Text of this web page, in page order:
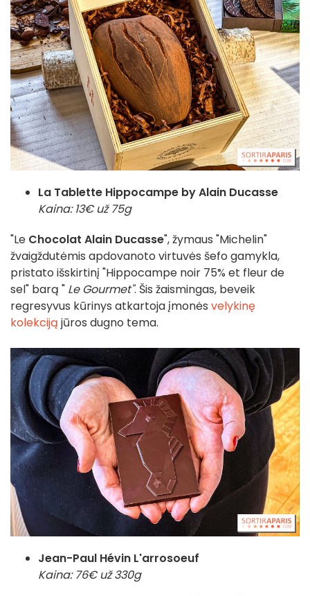
La Tablette Hippocampe by Alain Ducasse
Kaina: 13€ už 75g
"Le Chocolat Alain Ducasse", žymaus "Michelin"
žvaigždutėmis apdovanoto virtuvės šefo gamykla,
pristato išskirtinį "Hippocampe noir 75% et fleur de
sel" barą " Le Gourmet". Šis žaismingas, beveik
regresyvus kūrinys atkartoja įmonės velykinę
kolekciją jūros dugno tema.
Jean-Paul Hévin L'arrosoeuf
Kaina: 76€ už 330g